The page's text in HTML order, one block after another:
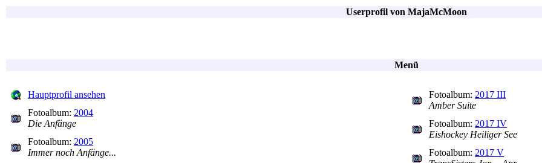
Userprofil von MajaMcMoon
Menü
Hauptprofil ansehen
Fotoalbum: 2004
Die Anfänge
Fotoalbum: 2005
Immer noch Anfänge...
Fotoalbum: 2017 III
Amber Suite
Fotoalbum: 2017 IV
Eishockey Heiliger See
Fotoalbum: 2017 V